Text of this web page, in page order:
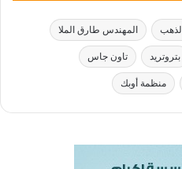
الذهب المهندس طارق الملا
بتروتريد تاون جاس
منظمة أوبك